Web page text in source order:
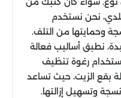
نحن نستخدم
وحمايتها من التلف.
نطبق أساليب فعالة
استخدام رغوة تنظيف
بقع الزيت، حيث تساعد
وتسهيل إزالتها.